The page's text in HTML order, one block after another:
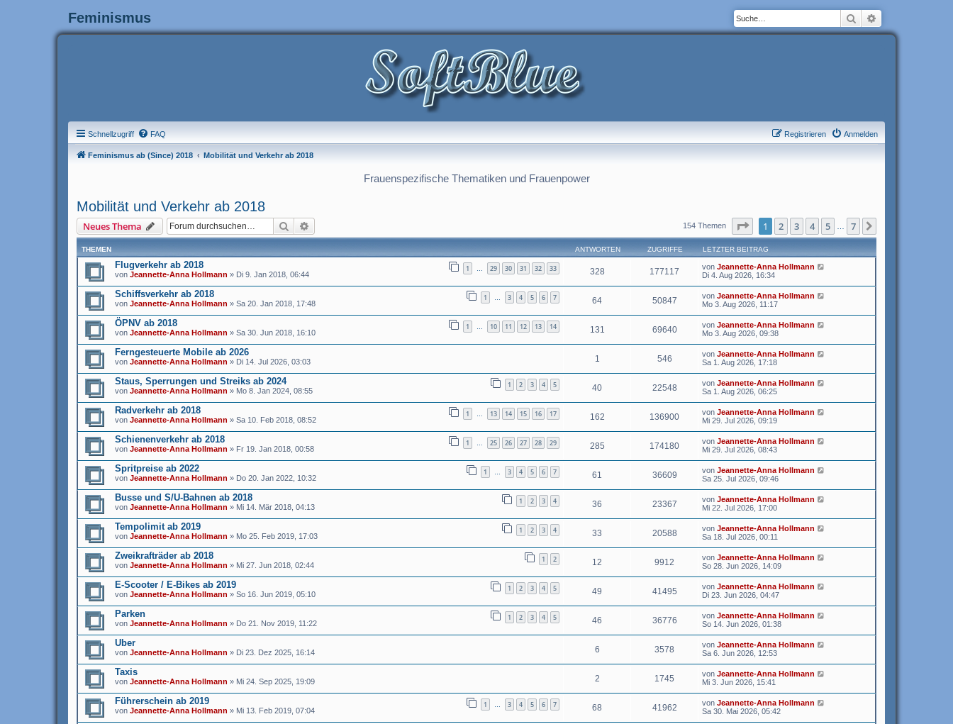
Feminismus Suche
Schnellzugriff FAQ Anmelden
Registrieren
Feminismus ab (Since) 2018 Mobilität und Verkehr ab 2018
Frauenspezifische Thematiken und Frauenpower
Mobilität und Verkehr ab 2018
Neues Thema Suche 154 Themen Seite von7
1 2 3 4 5 7
THEMEN ANTWORTEN ZUGRIFFE LETZTER BEITRAG
Flugverkehr ab 2018
von Jeannette-Anna Hollmann » Di 9. Jan 2018, 06:44
1 … 29 30 31 32 33 328 177117 von Jeannette-Anna Hollmann
Di 4. Aug 2026, 16:34
Schiffsverkehr ab 2018
von Jeannette-Anna Hollmann » Sa 20. Jan 2018, 17:48
1 … 3 4 5 6 7 64 50847 von Jeannette-Anna Hollmann
Mo 3. Aug 2026, 11:17
ÖPNV ab 2018
von Jeannette-Anna Hollmann » Sa 30. Jun 2018, 16:10
1 … 10 11 12 13 14 131 69640 von Jeannette-Anna Hollmann
Mo 3. Aug 2026, 09:38
Ferngesteuerte Mobile ab 2026
von Jeannette-Anna Hollmann » Di 14. Jul 2026, 03:03 1 546 von Jeannette-Anna Hollmann
Sa 1. Aug 2026, 17:18
Staus, Sperrungen und Streiks ab 2024
von Jeannette-Anna Hollmann » Mo 8. Jan 2024, 08:55
1 2 3 4 5 40 22548 von Jeannette-Anna Hollmann
Sa 1. Aug 2026, 06:25
Radverkehr ab 2018
von Jeannette-Anna Hollmann » Sa 10. Feb 2018, 08:52
1 … 13 14 15 16 17 162 136900 von Jeannette-Anna Hollmann
Mi 29. Jul 2026, 09:19
Schienenverkehr ab 2018
von Jeannette-Anna Hollmann » Fr 19. Jan 2018, 00:58
1 … 25 26 27 28 29 285 174180 von Jeannette-Anna Hollmann
Mi 29. Jul 2026, 08:43
Spritpreise ab 2022
von Jeannette-Anna Hollmann » Do 20. Jan 2022, 10:32
1 … 3 4 5 6 7 61 36609 von Jeannette-Anna Hollmann
Sa 25. Jul 2026, 09:46
Busse und S/U-Bahnen ab 2018
von Jeannette-Anna Hollmann » Mi 14. Mär 2018, 04:13
1 2 3 4 36 23367 von Jeannette-Anna Hollmann
Mi 22. Jul 2026, 17:00
Tempolimit ab 2019
von Jeannette-Anna Hollmann » Mo 25. Feb 2019, 17:03
1 2 3 4 33 20588 von Jeannette-Anna Hollmann
Sa 18. Jul 2026, 00:11
Zweikrafträder ab 2018
von Jeannette-Anna Hollmann » Mi 27. Jun 2018, 02:44
1 2 12 9912 von Jeannette-Anna Hollmann
So 28. Jun 2026, 14:09
E-Scooter / E-Bikes ab 2019
von Jeannette-Anna Hollmann » So 16. Jun 2019, 05:10
1 2 3 4 5 49 41495 von Jeannette-Anna Hollmann
Di 23. Jun 2026, 04:47
Parken
von Jeannette-Anna Hollmann » Do 21. Nov 2019, 11:22
1 2 3 4 5 46 36776 von Jeannette-Anna Hollmann
So 14. Jun 2026, 01:38
Uber
von Jeannette-Anna Hollmann » Di 23. Dez 2025, 16:14 6 3578 von Jeannette-Anna Hollmann
Sa 6. Jun 2026, 12:53
Taxis
von Jeannette-Anna Hollmann » Mi 24. Sep 2025, 19:09 2 1745 von Jeannette-Anna Hollmann
Mi 3. Jun 2026, 15:41
Führerschein ab 2019
von Jeannette-Anna Hollmann » Mi 13. Feb 2019, 07:04
1 … 3 4 5 6 7 68 41962 von Jeannette-Anna Hollmann
Sa 30. Mai 2026, 05:42